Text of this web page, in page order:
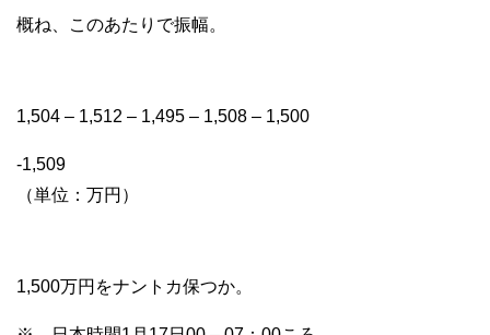
概ね、このあたりで振幅。
1,504 – 1,512 – 1,495 – 1,508 – 1,500
-1,509
（単位：万円）
1,500万円をナントカ保つか。